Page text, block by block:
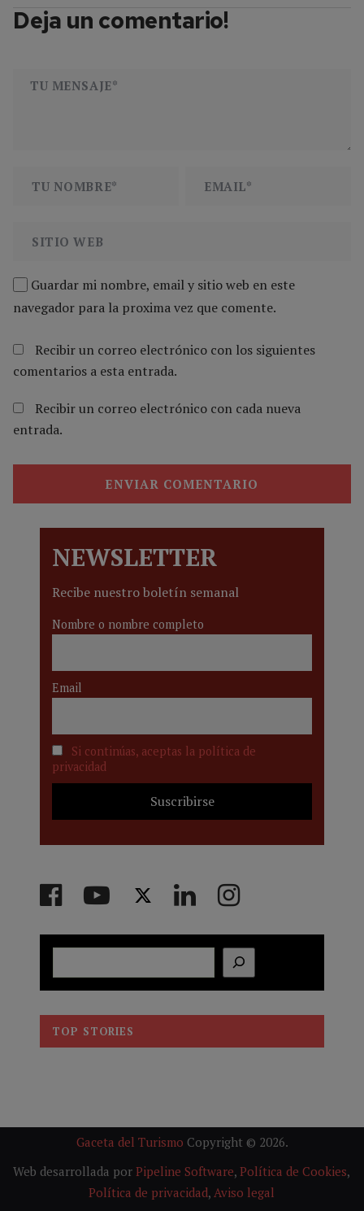
Deja un comentario!
Guardar mi nombre, email y sitio web en este
navegador para la proxima vez que comente.
Recibir un correo electrónico con los siguientes
comentarios a esta entrada.
Recibir un correo electrónico con cada nueva
entrada.
NEWSLETTER
Recibe nuestro boletín semanal
Nombre o nombre completo
Email
Si continúas, aceptas la política de
privacidad
TOP STORIES
Gaceta del Turismo Copyright © 2026.
Web desarrollada porPipeline Software,Política de Cookies,
Política de privacidad, Aviso legal